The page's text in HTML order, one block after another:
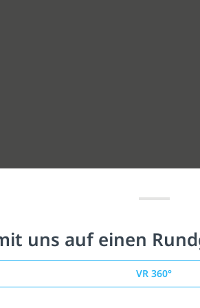
uns auf einen
VR 360°